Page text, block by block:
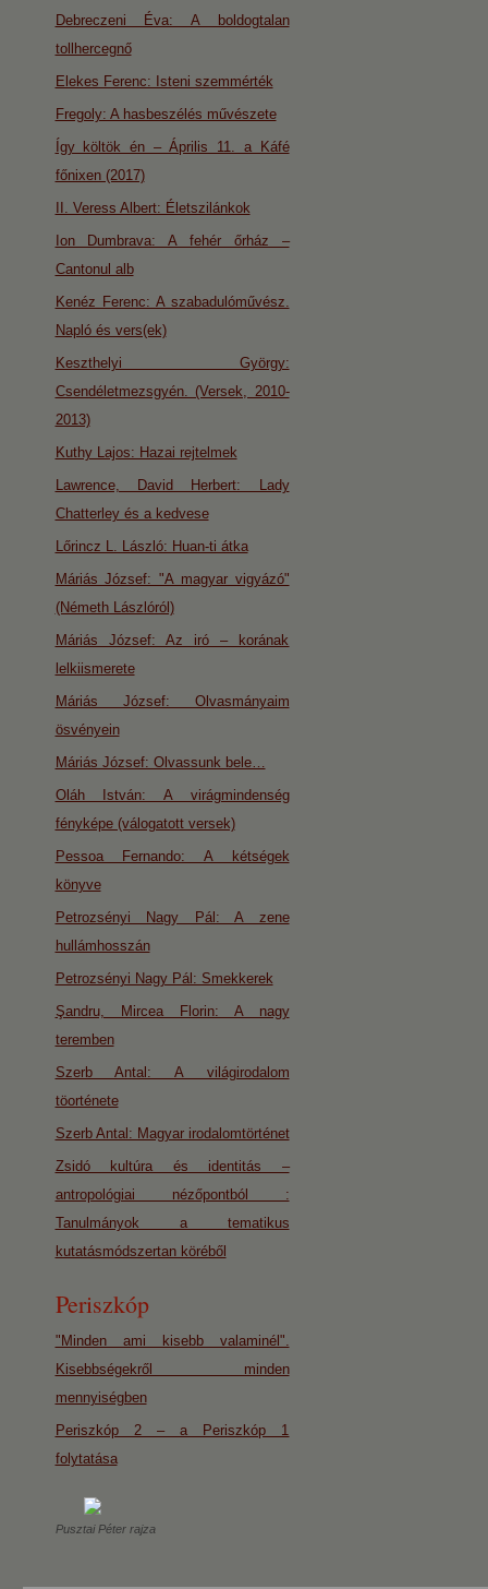
Debreczeni Éva: A boldogtalan
tollhercegnő
Elekes Ferenc: Isteni szemmérték
Fregoly: A hasbeszélés művészete
Így költök én – Április 11. a Káfé
főnixen (2017)
II. Veress Albert: Életszilánkok
Ion Dumbrava: A fehér őrház –
Cantonul alb
Kenéz Ferenc: A szabadulóművész.
Napló és vers(ek)
Keszthelyi György:
Csendéletmezsgyén. (Versek, 2010-
2013)
Kuthy Lajos: Hazai rejtelmek
Lawrence, David Herbert: Lady
Chatterley és a kedvese
Lőrincz L. László: Huan-ti átka
Máriás József: "A magyar vigyázó"
(Németh Lászlóról)
Máriás József: Az iró – korának
lelkiismerete
Máriás József: Olvasmányaim
ösvényein
Máriás József: Olvassunk bele…
Oláh István: A virágmindenség
fényképe (válogatott versek)
Pessoa Fernando: A kétségek
könyve
Petrozsényi Nagy Pál: A zene
hullámhosszán
Petrozsényi Nagy Pál: Smekkerek
Şandru, Mircea Florin: A nagy
teremben
Szerb Antal: A világirodalom
töorténete
Szerb Antal: Magyar irodalomtörténet
Zsidó kultúra és identitás –
antropológiai nézőpontból :
Tanulmányok a tematikus
kutatásmódszertan köréből
Periszkóp
"Minden ami kisebb valaminél".
Kisebbségekről minden
mennyiségben
Periszkóp 2 – a Periszkóp 1
folytatása
Pusztai Péter rajza